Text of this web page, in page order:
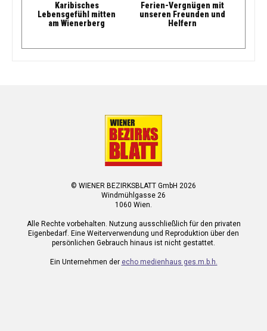
Karibisches
Lebensgefühl mitten
am Wienerberg
Ferien-Vergnügen mit
unseren Freunden und
Helfern
© WIENER BEZIRKSBLATT GmbH 2026
Windmühlgasse 26
1060 Wien.
Alle Rechte vorbehalten. Nutzung ausschließlich für den privaten
Eigenbedarf. Eine Weiterverwendung und Reproduktion über den
persönlichen Gebrauch hinaus ist nicht gestattet.
Ein Unternehmen der echo medienhaus ges.m.b.h.